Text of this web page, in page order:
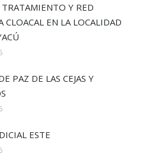
Y RED
CLOACAL EN LA LOCALIDAD
PAZ DE LAS CEJAS Y
ESTE